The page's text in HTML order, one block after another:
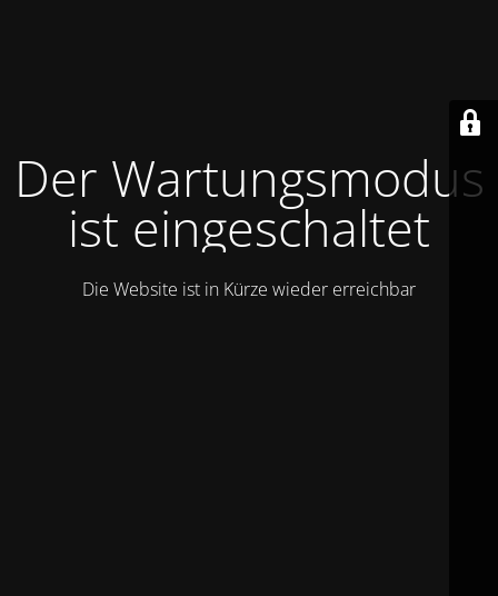
Der Wartungsmodus
ist eingeschaltet
Die Website ist in Kürze wieder erreichbar